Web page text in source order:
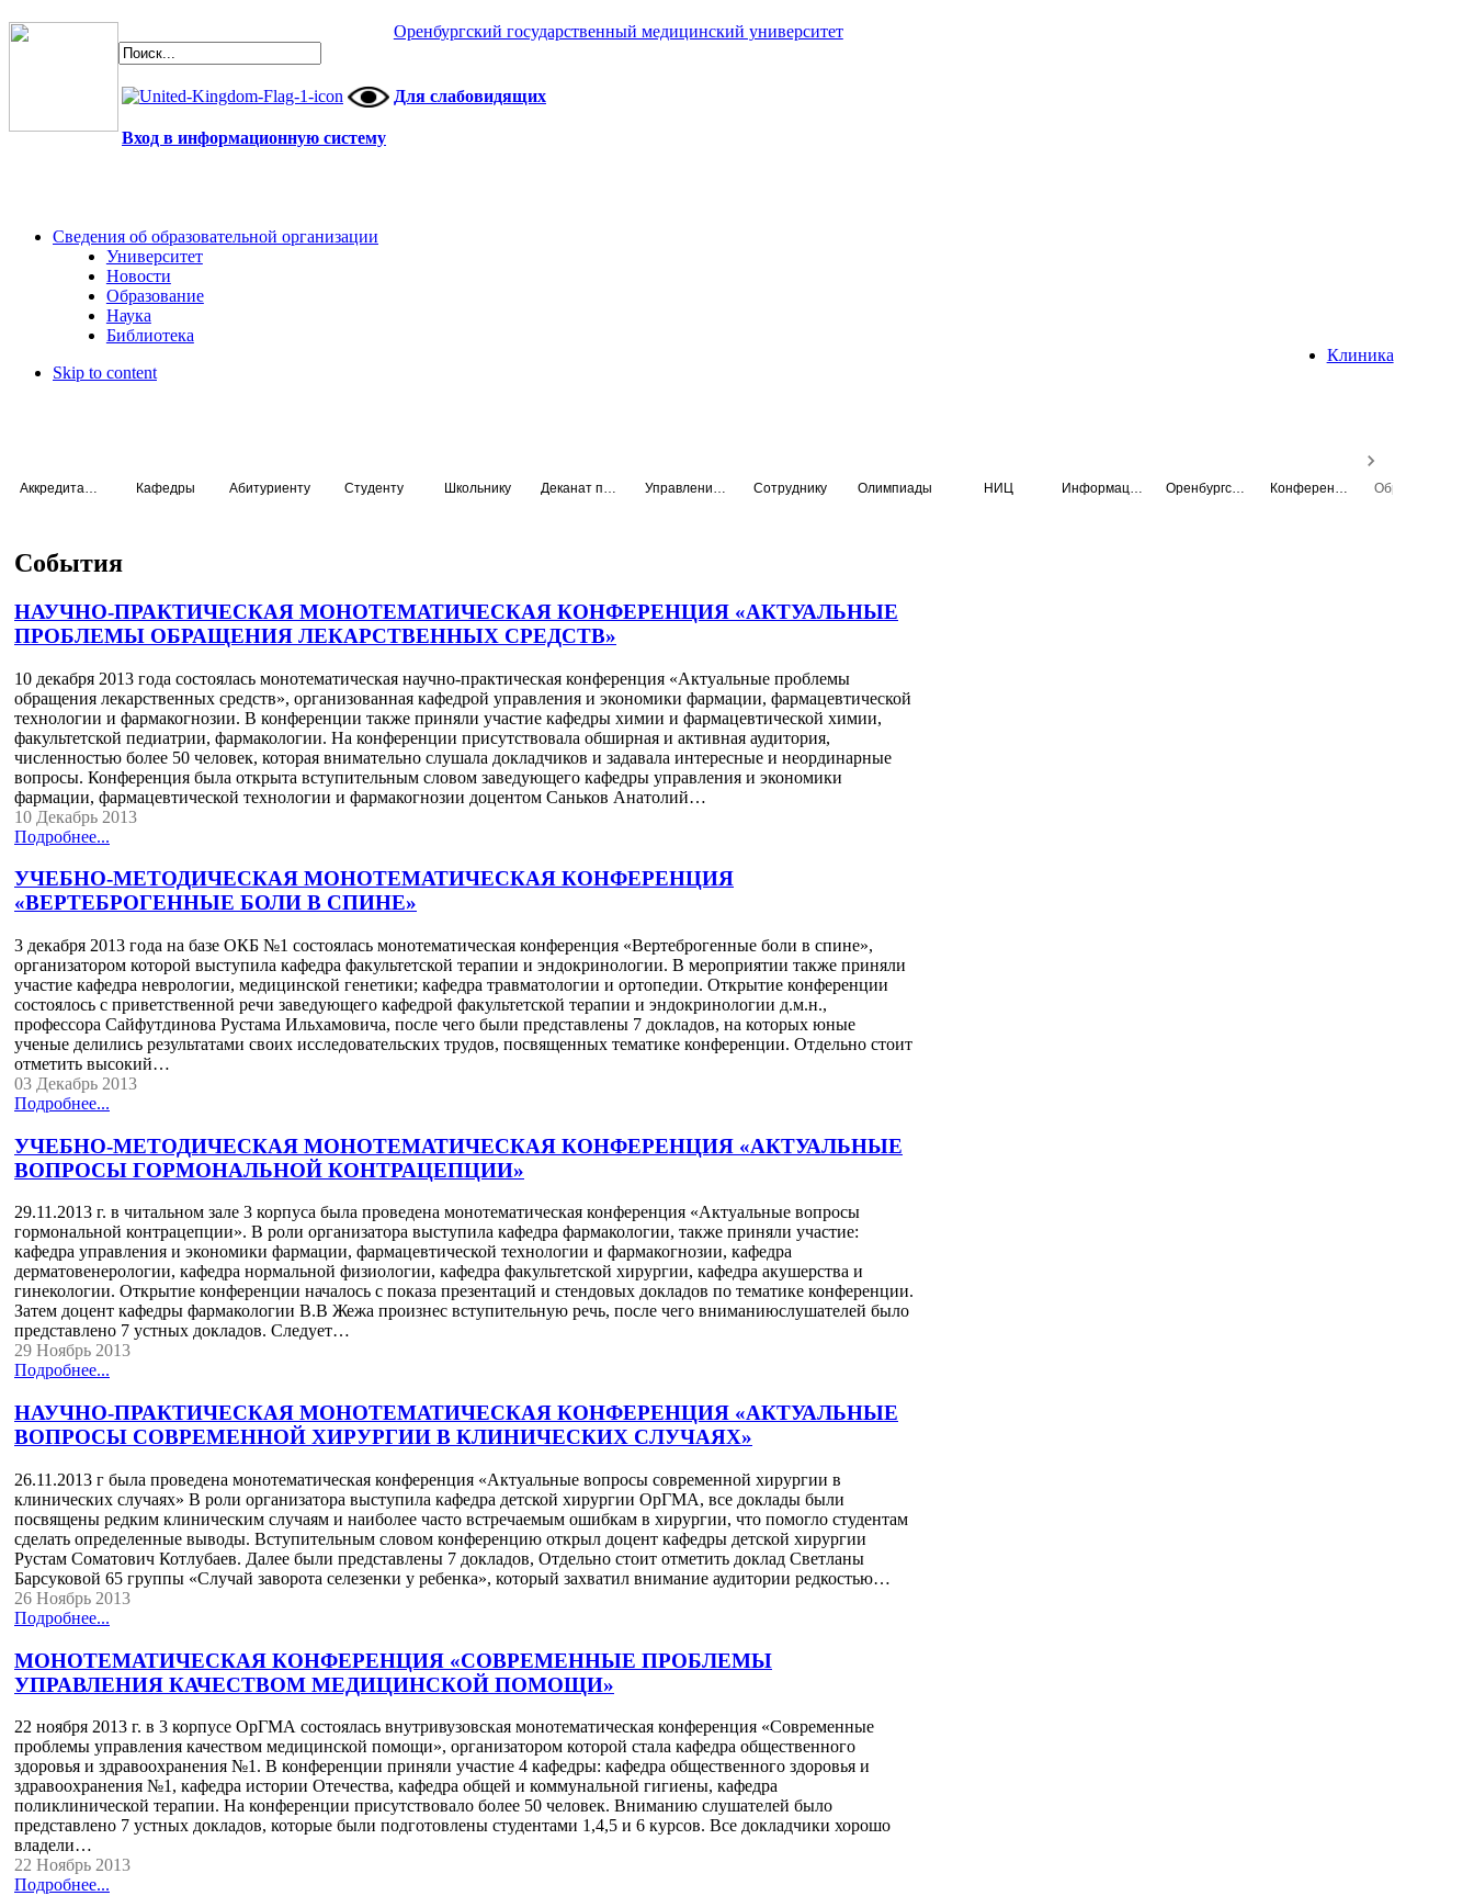
Оренбургский государственный медицинский университет
Для слабовидящих
Вход в информационную систему
Сведения об образовательной организации
Университет
Новости
Образование
Наука
Библиотека
Клиника
Skip to content
Кафедры Абитуриенту Студенту Школьнику Сотруднику Олимпиады НИЦ
События
НАУЧНО-ПРАКТИЧЕСКАЯ МОНОТЕМАТИЧЕСКАЯ КОНФЕРЕНЦИЯ «АКТУАЛЬНЫЕ
ПРОБЛЕМЫ ОБРАЩЕНИЯ ЛЕКАРСТВЕННЫХ СРЕДСТВ»
10 декабря 2013 года состоялась монотематическая научно-практическая конференция «Актуальные проблемы
обращения лекарственных средств», организованная кафедрой управления и экономики фармации, фармацевтической
технологии и фармакогнозии. В конференции также приняли участие кафедры химии и фармацевтической химии,
факультетской педиатрии, фармакологии. На конференции присутствовала обширная и активная аудитория,
численностью более 50 человек, которая внимательно слушала докладчиков и задавала интересные и неординарные
вопросы. Конференция была открыта вступительным словом заведующего кафедры управления и экономики
фармации, фармацевтической технологии и фармакогнозии доцентом Саньков Анатолий…
10 Декабрь 2013
Подробнее...
УЧЕБНО-МЕТОДИЧЕСКАЯ МОНОТЕМАТИЧЕСКАЯ КОНФЕРЕНЦИЯ
«ВЕРТЕБРОГЕННЫЕ БОЛИ В СПИНЕ»
3 декабря 2013 года на базе ОКБ №1 состоялась монотематическая конференция «Вертеброгенные боли в спине»,
организатором которой выступила кафедра факультетской терапии и эндокринологии. В мероприятии также приняли
участие кафедра неврологии, медицинской генетики; кафедра травматологии и ортопедии. Открытие конференции
состоялось с приветственной речи заведующего кафедрой факультетской терапии и эндокринологии д.м.н.,
профессора Сайфутдинова Рустама Ильхамовича, после чего были представлены 7 докладов, на которых юные
ученые делились результатами своих исследовательских трудов, посвященных тематике конференции. Отдельно стоит
отметить высокий…
03 Декабрь 2013
Подробнее...
УЧЕБНО-МЕТОДИЧЕСКАЯ МОНОТЕМАТИЧЕСКАЯ КОНФЕРЕНЦИЯ «АКТУАЛЬНЫЕ
ВОПРОСЫ ГОРМОНАЛЬНОЙ КОНТРАЦЕПЦИИ»
29.11.2013 г. в читальном зале 3 корпуса была проведена монотематическая конференция «Актуальные вопросы
гормональной контрацепции». В роли организатора выступила кафедра фармакологии, также приняли участие:
кафедра управления и экономики фармации, фармацевтической технологии и фармакогнозии, кафедра
дерматовенерологии, кафедра нормальной физиологии, кафедра факультетской хирургии, кафедра акушерства и
гинекологии. Открытие конференции началось с показа презентаций и стендовых докладов по тематике конференции.
Затем доцент кафедры фармакологии В.В Жежа произнес вступительную речь, после чего вниманиюслушателей было
представлено 7 устных докладов. Следует…
29 Ноябрь 2013
Подробнее...
НАУЧНО-ПРАКТИЧЕСКАЯ МОНОТЕМАТИЧЕСКАЯ КОНФЕРЕНЦИЯ «АКТУАЛЬНЫЕ
ВОПРОСЫ СОВРЕМЕННОЙ ХИРУРГИИ В КЛИНИЧЕСКИХ СЛУЧАЯХ»
26.11.2013 г была проведена монотематическая конференция «Актуальные вопросы современной хирургии в
клинических случаях» В роли организатора выступила кафедра детской хирургии ОрГМА, все доклады были
посвящены редким клиническим случаям и наиболее часто встречаемым ошибкам в хирургии, что помогло студентам
сделать определенные выводы. Вступительным словом конференцию открыл доцент кафедры детской хирургии
Рустам Соматович Котлубаев. Далее были представлены 7 докладов, Отдельно стоит отметить доклад Светланы
Барсуковой 65 группы «Случай заворота селезенки у ребенка», который захватил внимание аудитории редкостью…
26 Ноябрь 2013
Подробнее...
МОНОТЕМАТИЧЕСКАЯ КОНФЕРЕНЦИЯ «СОВРЕМЕННЫЕ ПРОБЛЕМЫ
УПРАВЛЕНИЯ КАЧЕСТВОМ МЕДИЦИНСКОЙ ПОМОЩИ»
22 ноября 2013 г. в 3 корпусе ОрГМА состоялась внутривузовская монотематическая конференция «Современные
проблемы управления качеством медицинской помощи», организатором которой стала кафедра общественного
здоровья и здравоохранения №1. В конференции приняли участие 4 кафедры: кафедра общественного здоровья и
здравоохранения №1, кафедра истории Отечества, кафедра общей и коммунальной гигиены, кафедра
поликлинической терапии. На конференции присутствовало более 50 человек. Вниманию слушателей было
представлено 7 устных докладов, которые были подготовлены студентами 1,4,5 и 6 курсов. Все докладчики хорошо
владели…
22 Ноябрь 2013
Подробнее...